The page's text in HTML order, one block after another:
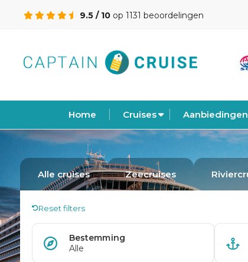
9.5 / 10 op 1131 beoordelingen
Home Cruises Aanbiedingen